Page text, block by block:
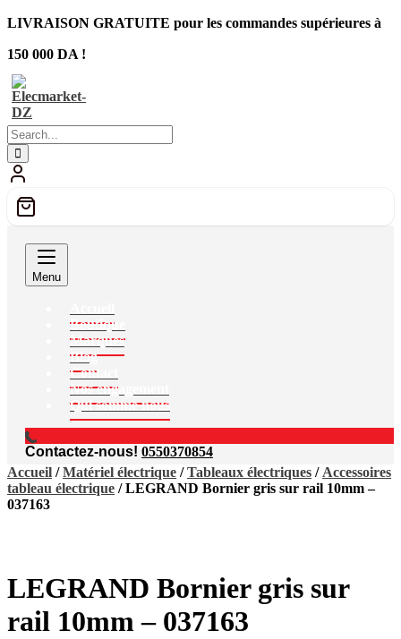
LIVRAISON GRATUITE pour les commandes supérieures à
150 000 DA !
Menu
Boutique
Marques
Blog
Contact
Nos engagement
Qui somme nous
Contactez-nous! 0550370854
Accueil /Matériel électrique /Tableaux électriques / Accessoires
tableau électrique / LEGRAND Bornier gris sur rail 10mm –
037163
LEGRAND Bornier gris sur
rail 10mm – 037163